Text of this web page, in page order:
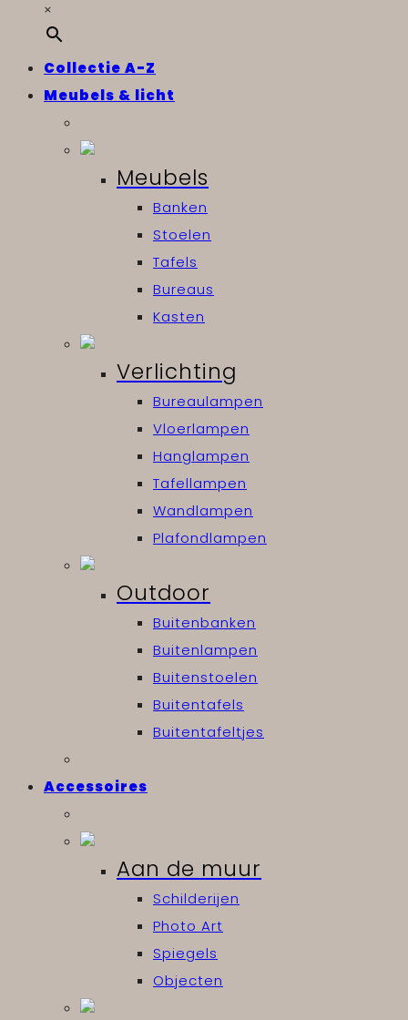
×
Collectie A-Z
Meubels & licht
Meubels
Banken
Stoelen
Tafels
Bureaus
Kasten
Verlichting
Bureaulampen
Vloerlampen
Hanglampen
Tafellampen
Wandlampen
Plafondlampen
Outdoor
Buitenbanken
Buitenlampen
Buitenstoelen
Buitentafels
Buitentafeltjes
Accessoires
Aan de muur
Schilderijen
Photo Art
Spiegels
Objecten